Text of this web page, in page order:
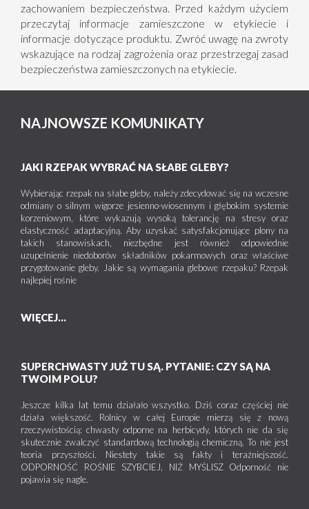
zachowaniem bezpieczeństwa. Przed każdym użyciem
przeczytaj informacje zamieszczone w etykiecie i
informacje dotyczące produktu. Zwróć uwagę na zwroty
wskazujące na rodzaj zagrożenia oraz przestrzegaj zasad
bezpieczeństwa zamieszczonych na etykiecie.
NAJNOWSZE KOMUNIKATY
JAKI RZEPAK WYBRAĆ NA SŁABE GLEBY?
Wybierając rzepak na słabe gleby, należy zdecydować się na wczesne
odmiany o silnym wigorze jesienno-wiosennym i głębokim systemie
korzeniowym, które wykazują wysoką tolerancję na stresy oraz
elastyczność adaptacyjną. Aby uzyskać satysfakcjonujące plony na
takich stanowiskach, niezbędne jest również odpowiednie
uzupełnienie niedoborów składników pokarmowych oraz właściwe
przygotowanie gleby. Jakie są wymagania glebowe rzepaku? Rzepak
najlepiej rośnie
WIĘCEJ...
SUPERCHWASTY JUŻ TU SĄ. PYTANIE: CZY SĄ NA
TWOIM POLU?
Jeszcze kilka lat temu działało wszystko. Dziś coraz częściej nie
działa większość. Rolnicy w całej Europie mierzą się z nową
rzeczywistością: chwasty odporne na herbicydy, których nie da się
skutecznie zwalczyć standardową technologią chemiczną. To nie jest
teoria przyszłości. Niestety takie są fakty i teraźniejszość.
ODPORNOŚĆ ROŚNIE SZYBCIEJ, NIŻ MYŚLISZ Odporność nie
pojawia się nagle.